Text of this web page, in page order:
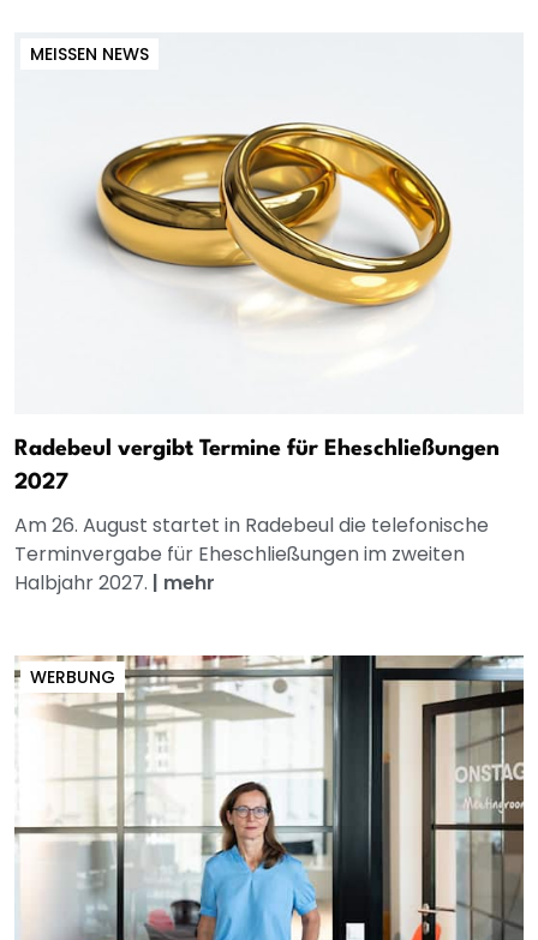
MEISSEN NEWS
Radebeul vergibt Termine für Eheschließungen
2027
Am 26. August startet in Radebeul die telefonische
Terminvergabe für Eheschließungen im zweiten
Halbjahr 2027. | mehr
WERBUNG